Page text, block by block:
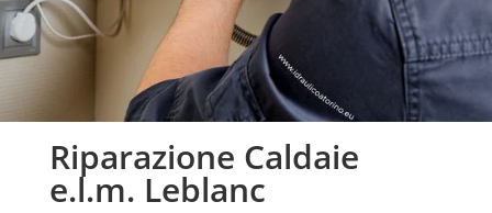
Riparazione Caldaie
e.l.m. Leblanc